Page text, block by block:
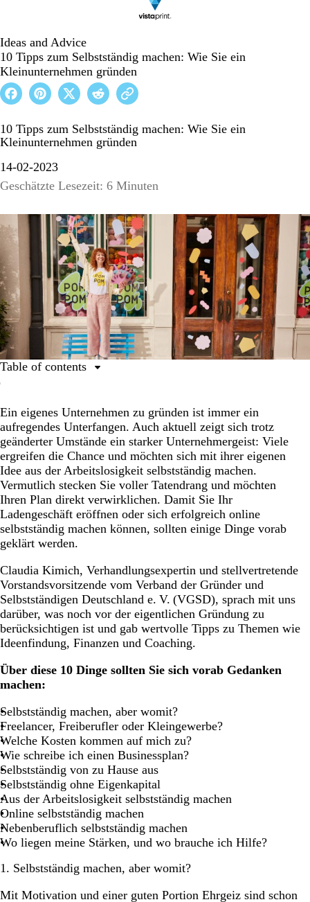
Ideas and Advice
10 Tipps zum Selbstständig machen: Wie Sie ein
Kleinunternehmen gründen
10 Tipps zum Selbstständig machen: Wie Sie ein
Kleinunternehmen gründen
14-02-2023
Geschätzte Lesezeit: 6 Minuten
Ein eigenes Unternehmen zu gründen ist immer ein
aufregendes Unterfangen. Auch aktuell zeigt sich trotz
geänderter Umstände ein starker Unternehmergeist: Viele
ergreifen die Chance und möchten sich mit ihrer eigenen
Idee aus der Arbeitslosigkeit selbstständig machen.
Vermutlich stecken Sie voller Tatendrang und möchten
Ihren Plan direkt verwirklichen. Damit Sie Ihr
Ladengeschäft eröffnen oder sich erfolgreich online
selbstständig machen können, sollten einige Dinge vorab
geklärt werden.
Claudia Kimich, Verhandlungsexpertin und stellvertretende
Vorstandsvorsitzende vom Verband der Gründer und
Selbstständigen Deutschland e. V. (VGSD), sprach mit uns
darüber, was noch vor der eigentlichen Gründung zu
berücksichtigen ist und gab wertvolle Tipps zu Themen wie
Ideenfindung, Finanzen und Coaching.
Über diese 10 Dinge sollten Sie sich vorab Gedanken
machen:
Selbstständig machen, aber womit?
Freelancer, Freiberufler oder Kleingewerbe?
Welche Kosten kommen auf mich zu?
Wie schreibe ich einen Businessplan?
Selbstständig von zu Hause aus
Selbstständig ohne Eigenkapital
Aus der Arbeitslosigkeit selbstständig machen
Online selbstständig machen
Nebenberuflich selbstständig machen
Wo liegen meine Stärken, und wo brauche ich Hilfe?
1. Selbstständig machen, aber womit?
Mit Motivation und einer guten Portion Ehrgeiz sind schon
Table of contents
2. Freelancer, Freiberufler oder Kleingewerbe?
3. Welche Kosten kommen auf mich zu?
4. Wie schreibe ich einen Businessplan?
5. Selbstständig von zuhause aus
6. Selbstständig ohne Eigenkapital
7. Aus der Arbeitslosigkeit selbstständig machen
8. Online selbstständig machen
9. Nebenberuflich selbstständig machen
10. Wo liegen meine Stärken, und wo brauche ich
Hilfe?